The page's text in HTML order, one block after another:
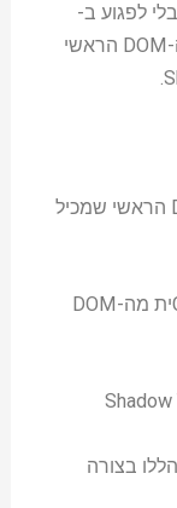
לפגוע ב-
DOM הראשי, זאת אומרת שה-CSS של ה-DOM הראשי
Shadow Host – זהו אותו אלמנט ב-DOM הראשי שמכיל
Shadow Tree – אותו עץ בן שמופרד CSSית מה-DOM
בצורה